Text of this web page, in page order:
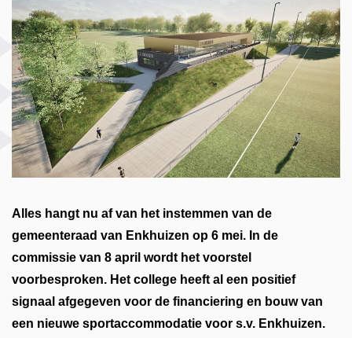
Alles hangt nu af van het instemmen van de
gemeenteraad van Enkhuizen op 6 mei. In de
commissie van 8 april wordt het voorstel
voorbesproken. Het college heeft al een positief
signaal afgegeven voor de financiering en bouw van
een nieuwe sportaccommodatie voor s.v. Enkhuizen.